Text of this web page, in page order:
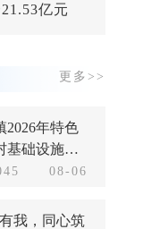
亿元
更多>>
2026年特色
基础设施建
代赈项目开
08-06
我，同心筑